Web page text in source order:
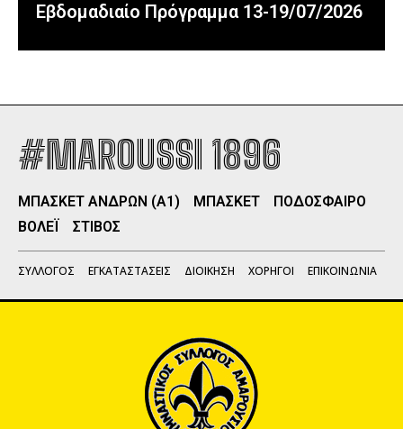
Εβδομαδιαίο Πρόγραμμα 13-19/07/2026
#MAROUSSI 1896
ΜΠΑΣΚΕΤ ΑΝΔΡΩΝ (Α1) ΜΠΑΣΚΕΤ
ΠΟΔΟΣΦΑΙΡΟ
ΒΟΛΕΪ
ΣΤΙΒΟΣ
ΣΥΛΛΟΓΟΣ ΕΓΚΑΤΑΣΤΑΣΕΙΣ ΔΙΟΙΚΗΣΗ ΧΟΡΗΓΟΙ ΕΠΙΚΟΙΝΩΝΙΑ